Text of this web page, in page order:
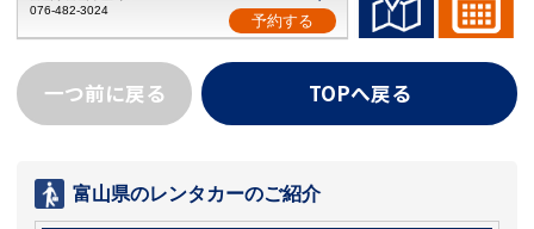
076-482-3024
予約する
一つ前に戻る TOPへ戻る
富山県のレンタカーのご紹介